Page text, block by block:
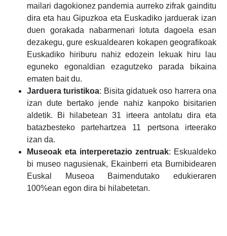
mailari dagokionez pandemia aurreko zifrak gainditu
dira eta hau Gipuzkoa eta Euskadiko jarduerak izan
duen gorakada nabarmenari lotuta dagoela esan
dezakegu, gure eskualdearen kokapen geografikoak
Euskadiko hiriburu nahiz edozein lekuak hiru lau
eguneko egonaldian ezagutzeko parada bikaina
ematen bait du.
Jarduera turistikoa: Bisita gidatuek oso harrera ona
izan dute bertako jende nahiz kanpoko bisitarien
aldetik. Bi hilabetean 31 irteera antolatu dira eta
batazbesteko partehartzea 11 pertsona irteerako
izan da.
Museoak eta interperetazio zentruak: Eskualdeko
bi museo nagusienak, Ekainberri eta Burnibidearen
Euskal Museoa Baimendutako edukieraren
100%ean egon dira bi hilabetetan.